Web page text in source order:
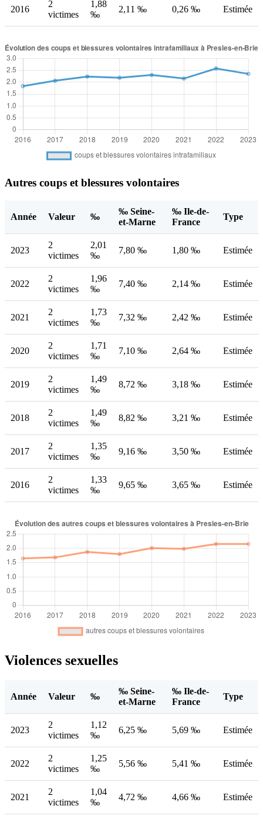
2016
2
victimes
1,88
‰
2,11 ‰ 0,26 ‰ Estimée
Autres coups et blessures volontaires
Année Valeur ‰
‰ Seine-
et-Marne
‰ Ile-de-
France
Type
2023
2
victimes
2,01
‰
7,80 ‰ 1,80 ‰ Estimée
2022
2
victimes
1,96
‰
7,40 ‰ 2,14 ‰ Estimée
2021
2
victimes
1,73
‰
7,32 ‰ 2,42 ‰ Estimée
2020
2
victimes
1,71
‰
7,10 ‰ 2,64 ‰ Estimée
2019
2
victimes
1,49
‰
8,72 ‰ 3,18 ‰ Estimée
2018
2
victimes
1,49
‰
8,82 ‰ 3,21 ‰ Estimée
2017
2
victimes
1,35
‰
9,16 ‰ 3,50 ‰ Estimée
2016
2
victimes
1,33
‰
9,65 ‰ 3,65 ‰ Estimée
Violences sexuelles
Année Valeur ‰
‰ Seine-
et-Marne
‰ Ile-de-
France
Type
2023
2
victimes
1,12
‰
6,25 ‰ 5,69 ‰ Estimée
2022
2
victimes
1,25
‰
5,56 ‰ 5,41 ‰ Estimée
2021
2
victimes
1,04
‰
4,72 ‰ 4,66 ‰ Estimée